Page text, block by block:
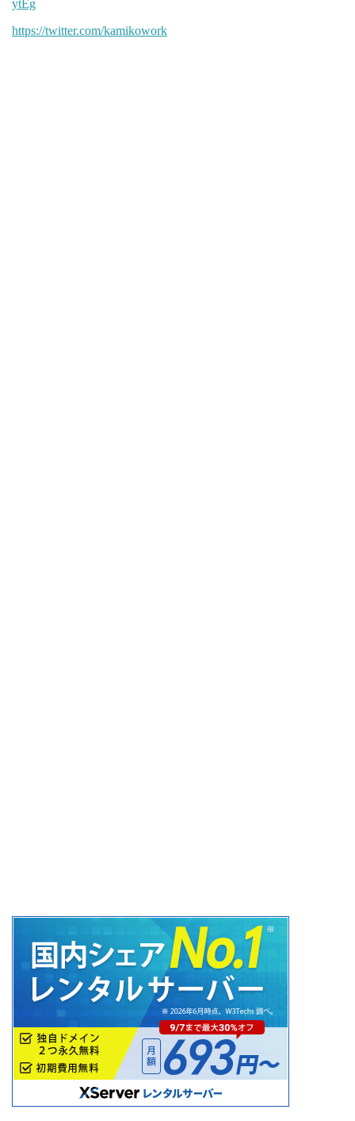
ytEg
https://twitter.com/kamikowork